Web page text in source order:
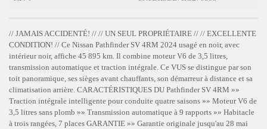
// JAMAIS ACCIDENTÉ! // // UN SEUL PROPRIÉTAIRE // // EXCELLENTE
CONDITION! // Ce Nissan Pathfinder SV 4RM 2024 usagé en noir, avec
intérieur noir, affiche 45 895 km. Il combine moteur V6 de 3,5 litres,
transmission automatique et traction intégrale. Ce VUS se distingue par son
toit panoramique, ses sièges avant chauffants, son démarreur à distance et sa
climatisation arrière. CARACTÉRISTIQUES DU Pathfinder SV 4RM »»
Traction intégrale intelligente pour conduite quatre saisons »» Moteur V6 de
3,5 litres sans plomb »» Transmission automatique à 9 rapports »» Habitacle
à trois rangées, 7 places GARANTIE »» Garantie originale jusqu'au 28 mai